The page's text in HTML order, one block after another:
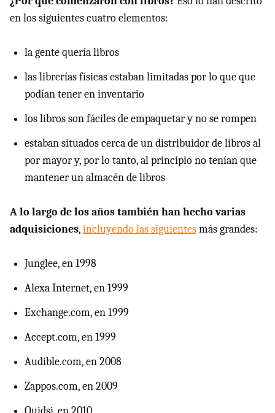
en los siguientes cuatro elementos:
la gente quería libros
las librerías físicas estaban limitadas por lo que que
podían tener en inventario
los libros son fáciles de empaquetar y no se rompen
estaban situados cerca de un distribuidor de libros al
por mayor y, por lo tanto, al principio no tenían que
mantener un almacén de libros
A lo largo de los años también han hecho varias
adquisiciones,incluyendo las siguientesmás grandes:
Junglee, en 1998
Alexa Internet, en 1999
Exchange.com, en 1999
Accept.com, en 1999
Audible.com, en 2008
Zappos.com, en 2009